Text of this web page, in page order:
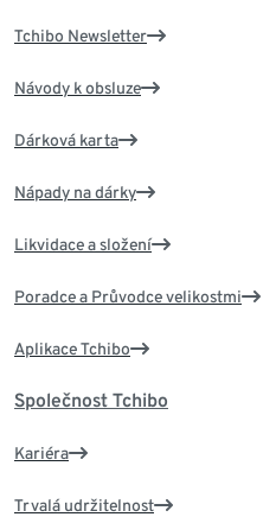
Tchibo Newsletter
Návody k obsluze
Dárková karta
Nápady na dárky
Likvidace a složení
Poradce a Průvodce velikostmi
Aplikace Tchibo
Společnost Tchibo
Kariéra
Trvalá udržitelnost